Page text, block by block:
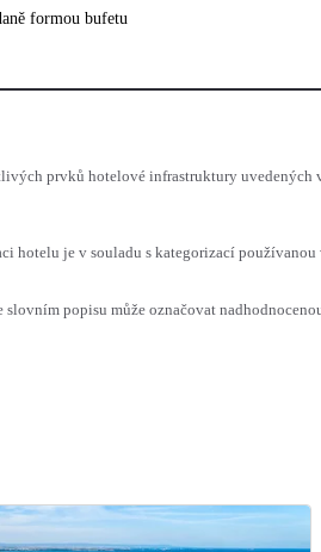
formou bufetu
prvků hotelové infrastruktury uvedených
hotelu je v souladu s kategorizací
popisu může označovat